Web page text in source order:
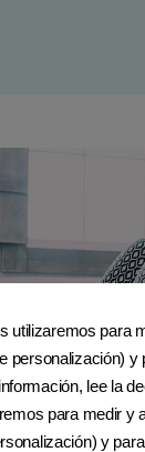
utilizaremos para
y
lee la
para medir y
y